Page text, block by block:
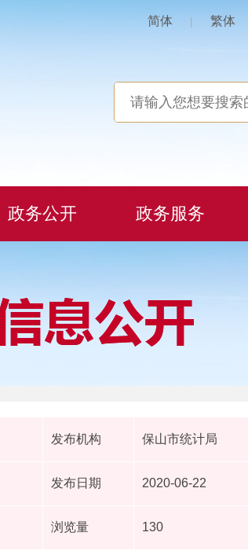
简体 | 繁体
政务公开 政务服务
发布机构 保山市统计局
发布日期 2020-06-22
浏览量 130